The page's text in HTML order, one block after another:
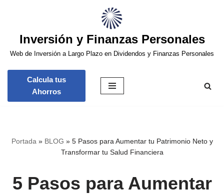
contenido
Inversión y Finanzas Personales
Web de Inversión a Largo Plazo en Dividendos y Finanzas Personales
Calcula tus
Ahorros
Portada » BLOG » 5 Pasos para Aumentar tu Patrimonio Neto y
Transformar tu Salud Financiera
5 Pasos para Aumentar